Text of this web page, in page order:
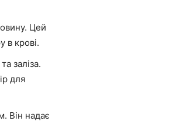
Цей
в крові.
заліза.
для
Він надає